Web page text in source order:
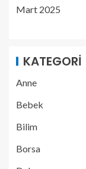
Mart 2025
KATEGORI
Anne
Bebek
Bilim
Borsa